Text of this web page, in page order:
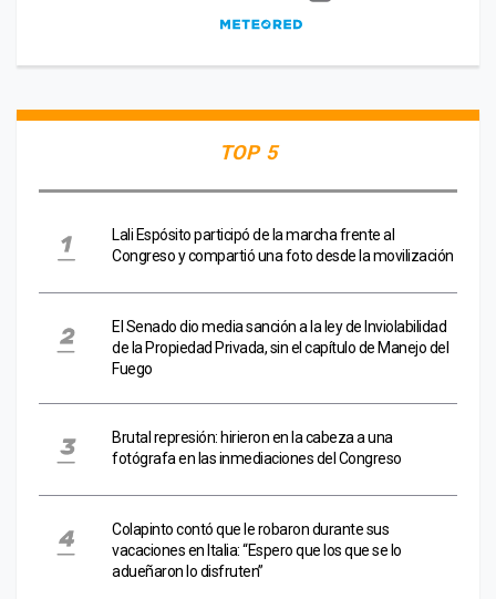
TOP 5
Lali Espósito participó de la marcha frente al
Congreso y compartió una foto desde la movilización
El Senado dio media sanción a la ley de Inviolabilidad
de la Propiedad Privada, sin el capítulo de Manejo del
Fuego
Brutal represión: hirieron en la cabeza a una
fotógrafa en las inmediaciones del Congreso
Colapinto contó que le robaron durante sus
vacaciones en Italia: “Espero que los que se lo
adueñaron lo disfruten”